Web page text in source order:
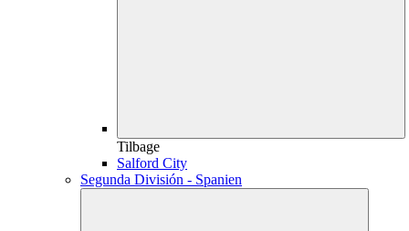
Tilbage
Salford City
Segunda División - Spanien